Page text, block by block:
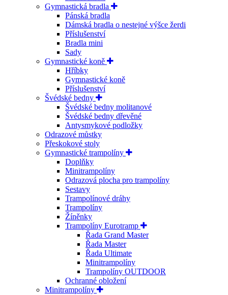
Gymnastická bradla
Pánská bradla
Dámská bradla o nestejné výšce žerdi
Příslušenství
Bradla mini
Sady
Gymnastické koně
Hříbky
Gymnastické koně
Příslušenství
Švédské bedny
Švédské bedny molitanové
Švédské bedny dřevěné
Antysmykové podložky
Odrazové můstky
Přeskokové stoly
Gymnastické trampolíny
Doplňky
Minitrampolíny
Odrazová plocha pro trampolíny
Sestavy
Trampolínové dráhy
Trampolíny
Žíněnky
Trampolíny Eurotramp
Řada Grand Master
Řada Master
Řada Ultimate
Minitrampolíny
Trampolíny OUTDOOR
Ochranné obložení
Minitrampolíny